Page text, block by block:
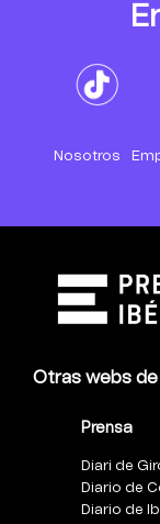
Nosotros
Otras webs de
Prensa
Diari de
Diario de
Diario de